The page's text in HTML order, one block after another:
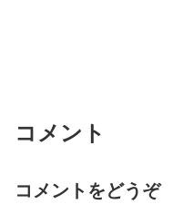
コメント
コメントをどうぞ